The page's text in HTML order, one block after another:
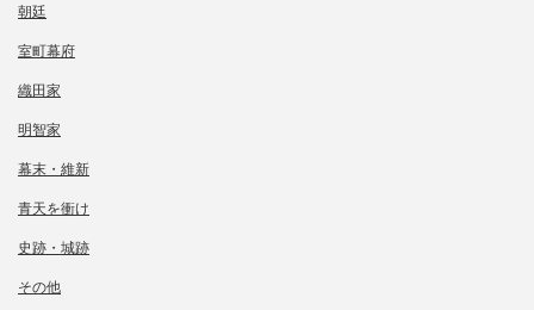
朝廷
室町幕府
織田家
明智家
幕末・維新
青天を衝け
史跡・城跡
その他